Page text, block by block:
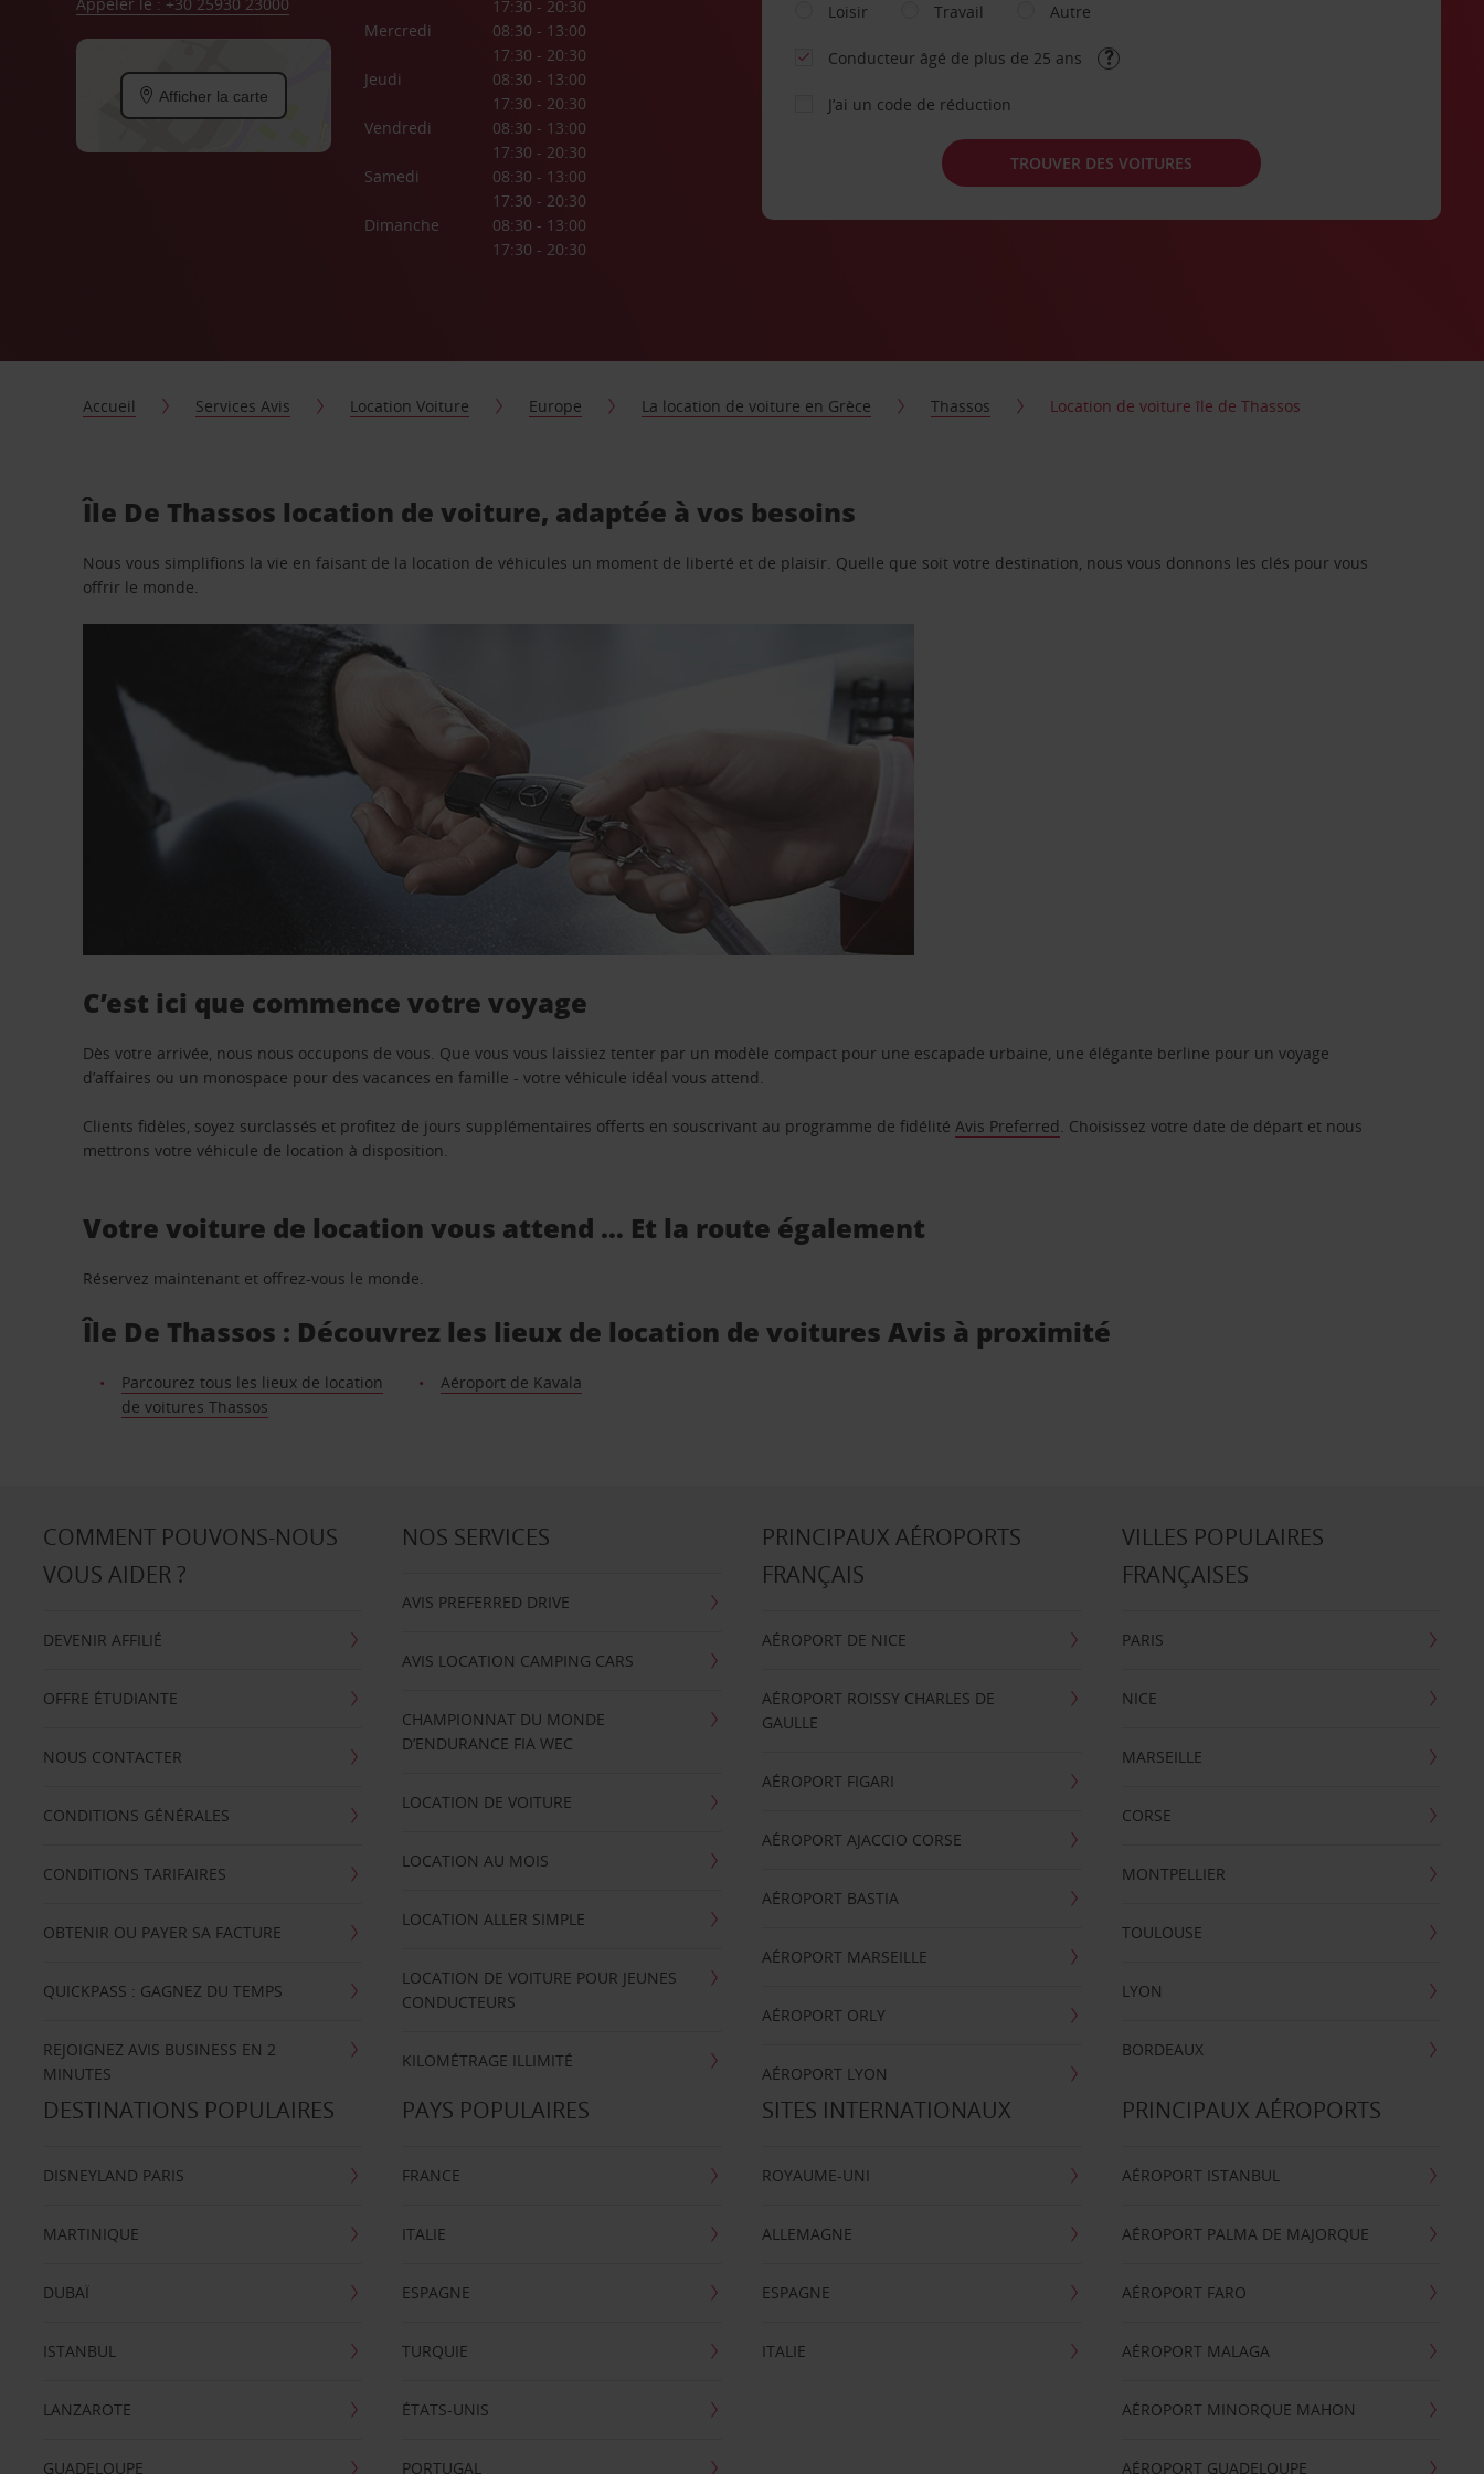
Afficher la carte
17:30 - 20:30
Mercredi
08:30 - 13:00
17:30 - 20:30
Jeudi
08:30 - 13:00
17:30 - 20:30
Vendredi
08:30 - 13:00
17:30 - 20:30
Samedi
08:30 - 13:00
17:30 - 20:30
Dimanche
08:30 - 13:00
17:30 - 20:30
Loisir
Travail Autre
Conducteur âgé de plus de 25 ans
J’ai un code de réduction
TROUVER DES VOITURES
Accueil Services Avis Location Voiture Europe La location de voiture en Grèce Thassos Location de voiture île de Thassos
Île De Thassos location de voiture, adaptée à vos besoins
Nous vous simplifions la vie en faisant de la location de véhicules un moment de liberté et de plaisir. Quelle que soit votre destination, nous vous donnons les clés pour vous
offrir le monde.
C’est ici que commence votre voyage
Dès votre arrivée, nous nous occupons de vous. Que vous vous laissiez tenter par un modèle compact pour une escapade urbaine, une élégante berline pour un voyage
d’affaires ou un monospace pour des vacances en famille - votre véhicule idéal vous attend.
Clients fidèles, soyez surclassés et profitez de jours supplémentaires offerts en souscrivant au programme de fidélitéAvis Preferred. Choisissez votre date de départ et nous
mettrons votre véhicule de location à disposition.
Votre voiture de location vous attend … Et la route également
Réservez maintenant et offrez-vous le monde.
Île De Thassos : Découvrez les lieux de location de voitures Avis à proximité
Parcourez tous les lieux de location
de voitures Thassos
Aéroport de Kavala
COMMENT POUVONS-NOUS
VOUS AIDER ?
DEVENIR AFFILIÉ
OFFRE ÉTUDIANTE
NOUS CONTACTER
CONDITIONS GÉNÉRALES
CONDITIONS TARIFAIRES
OBTENIR OU PAYER SA FACTURE
QUICKPASS : GAGNEZ DU TEMPS
REJOIGNEZ AVIS BUSINESS EN 2
MINUTES
NOS SERVICES
AVIS PREFERRED DRIVE
AVIS LOCATION CAMPING CARS
CHAMPIONNAT DU MONDE
D’ENDURANCE FIA WEC
LOCATION DE VOITURE
LOCATION AU MOIS
LOCATION ALLER SIMPLE
LOCATION DE VOITURE POUR JEUNES
CONDUCTEURS
KILOMÉTRAGE ILLIMITÉ
PRINCIPAUX AÉROPORTS
FRANÇAIS
AÉROPORT DE NICE
AÉROPORT ROISSY CHARLES DE
GAULLE
AÉROPORT FIGARI
AÉROPORT AJACCIO CORSE
AÉROPORT BASTIA
AÉROPORT MARSEILLE
AÉROPORT ORLY
AÉROPORT LYON
VILLES POPULAIRES
FRANÇAISES
PARIS
NICE
MARSEILLE
CORSE
MONTPELLIER
TOULOUSE
LYON
BORDEAUX
DESTINATIONS POPULAIRES
DISNEYLAND PARIS
MARTINIQUE
DUBAÏ
ISTANBUL
LANZAROTE
GUADELOUPE
PAYS POPULAIRES
FRANCE
ITALIE
ESPAGNE
TURQUIE
ÉTATS-UNIS
PORTUGAL
SITES INTERNATIONAUX
ROYAUME-UNI
ALLEMAGNE
ESPAGNE
ITALIE
PRINCIPAUX AÉROPORTS
AÉROPORT ISTANBUL
AÉROPORT PALMA DE MAJORQUE
AÉROPORT FARO
AÉROPORT MALAGA
AÉROPORT MINORQUE MAHON
AÉROPORT GUADELOUPE